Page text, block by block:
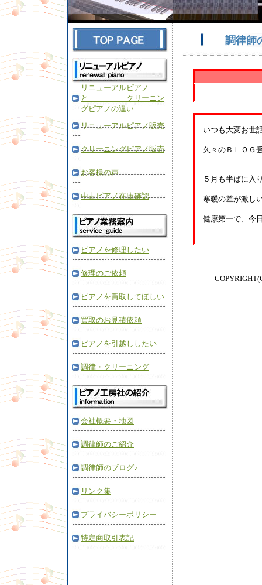
リニューアルピアノ
と クリーニン
グピアノの違い
リニューアルピアノ販売
クリーニングピアノ販売
お客様の声
中古ピアノ在庫確認
ピアノを修理したい
修理のご依頼
ピアノを買取してほしい
買取のお見積依頼
ピアノを引越ししたい
調律・クリーニング
会社概要・地図
調律師のご紹介
調律師のブログ♪
リンク集
プライバシーポリシー
特定商取引表記
調律師
いつも大変お世
久々のＢＬＯＧ
５月も半ばに入
寒暖の差が激し
健康第一で、今